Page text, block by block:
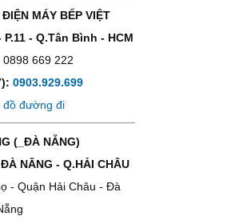
MÁY BẾP VIỆT
- Q.Tân Bình - HCM
669 222
0903.929.699
đồ đường đi
(_ĐÀ NẴNG)
NĂNG - Q.HẢI CHÂU
- Quận Hải Châu - Đà